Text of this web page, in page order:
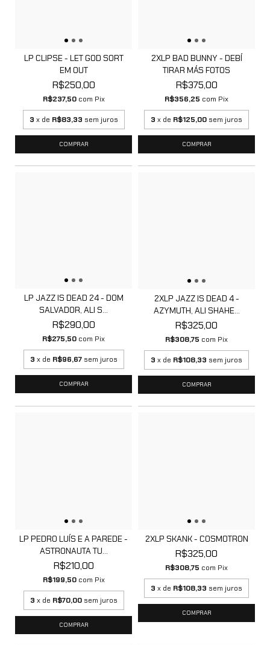
LP CLIPSE - LET GOD SORT
EM OUT
R$250,00
R$237,50 com Pix
3 x de R$83,33 sem juros
2XLP BAD BUNNY - DEBÍ
TIRAR MÁS FOTOS
R$375,00
R$356,25 com Pix
3 x de R$125,00 sem juros
LP JAZZ IS DEAD 24 - DOM
SALVADOR, ALI S...
R$290,00
R$275,50 com Pix
3 x de R$96,67 sem juros
2XLP JAZZ IS DEAD 4 -
AZYMUTH, ALI SHAHE...
R$325,00
R$308,75 com Pix
3 x de R$108,33 sem juros
LP PEDRO LUÍS E A PAREDE -
ASTRONAUTA TU...
R$210,00
R$199,50 com Pix
3 x de R$70,00 sem juros
2XLP SKANK - COSMOTRON
R$325,00
R$308,75 com Pix
3 x de R$108,33 sem juros